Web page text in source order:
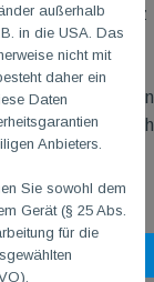
im ersten Satz
und
gehen. Hier
aus und die beiden
Glückwunsch
direkt für die
außerhalb
in die USA. Das
nicht mit
daher ein
Daten
Anbieters.
Sie sowohl dem
Gerät (§ 25 Abs.
für die